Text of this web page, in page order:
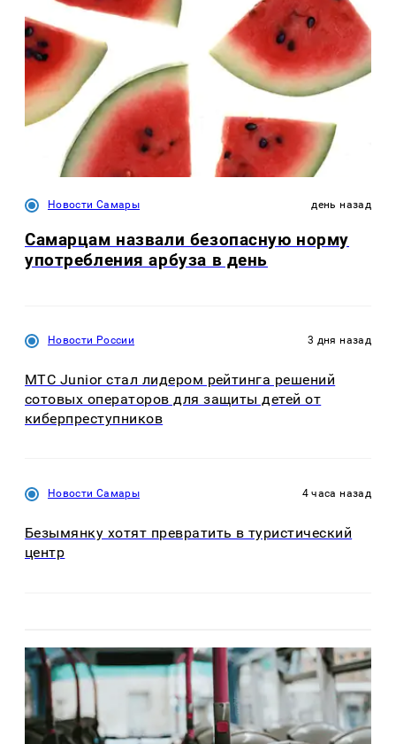
Новости Самары день назад
Самарцам назвали безопасную норму
употребления арбуза в день
Новости России 3 дня назад
МТС Junior стал лидером рейтинга решений
сотовых операторов для защиты детей от
киберпреступников
Новости Самары 4 часа назад
Безымянку хотят превратить в туристический
центр